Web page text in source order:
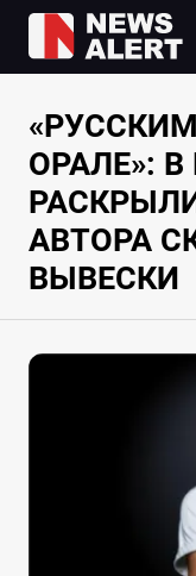
ОРАЛЕ»:
АВТОРА
ВЫВЕСКИ